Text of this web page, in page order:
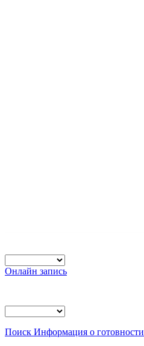
Онлайн запись
Поиск Информация о готовности